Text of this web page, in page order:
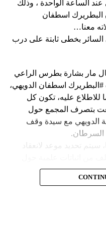
الدولي، الأكبر في
والجنود، مما أدى إلى
الأسبوع بسبب أعمال
رويترز للأنباء: “أجبرتنا
دمروا بيوتنا ونحن الآن في
في مخيم، ويقول إنه يشعر
، يوم الاحد 17 الجاري عند الساعة الواحدة ، وذلك
البطريرك اسطفان
بخطى ثابتة على درب
مار بشارة بطرس الراعي
اسطفان الدويهي،
عليه، تكون كل
بتصرف المجمع حول
الدويهي مع سيدة وقف
تحديد موعد لانعقاد
البطريرك الدويهي من البابا
الصحيح.